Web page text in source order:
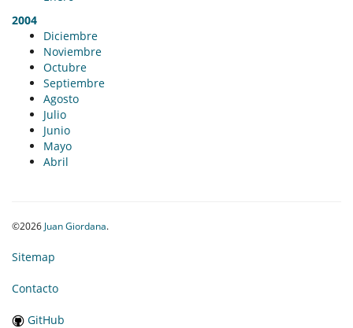
2004
Diciembre
Noviembre
Octubre
Septiembre
Agosto
Julio
Junio
Mayo
Abril
©2026 Juan Giordana.
Sitemap
Contacto
GitHub